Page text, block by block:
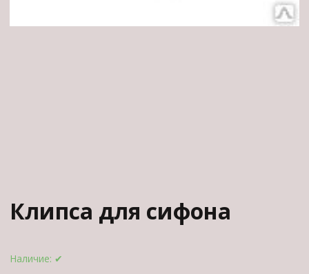
Клипса для сифона
Наличие: ✔